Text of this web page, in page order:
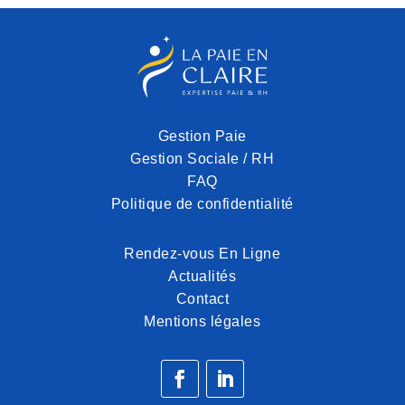
Gestion Paie
Gestion Sociale / RH
FAQ
Politique de confidentialité
Rendez-vous En Ligne
Actualités
Contact
Mentions légales